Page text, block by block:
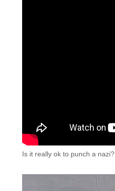
Is it really ok to punch a nazi?